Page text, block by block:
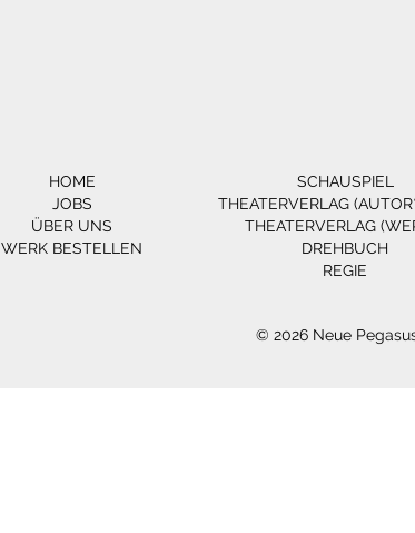
HOME
JOBS
ÜBER UNS
WERK BESTELLEN
SCHAUSPIEL
THEATERVERLAG
THEATERVERLAG
DREHBUCH
REGIE
© 2026 Neue